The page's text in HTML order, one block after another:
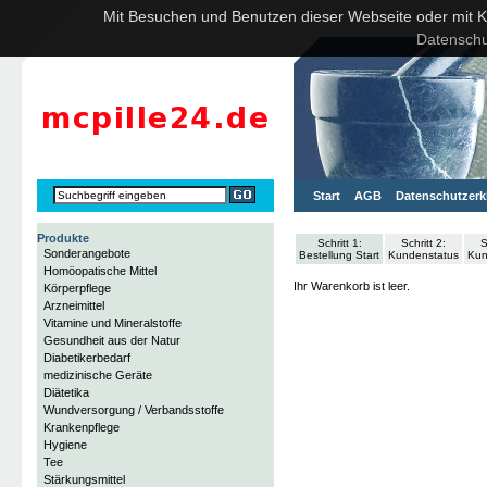
Start AGB
Produkte
Sonderangebote
Homöopatische Mittel
Körperpflege
Arzneimittel
Vitamine und Mineralstoffe
Gesundheit aus der Natur
Diabetikerbedarf
medizinische Geräte
Diätetika
Wundversorgung / Verbandsstoffe
Krankenpflege
Hygiene
Tee
Stärkungsmittel
Schritt 1:
Bestellung Start
Schritt 2:
Kundenstatus
Ihr Warenkorb ist leer.
Mit Besuchen und Benutzen dieser Webseite oder mit